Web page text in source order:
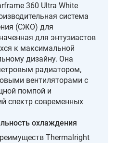
360 Ultra White
система
(СЖО) для
для энтузиастов
к максимальной
дизайну. Она
радиатором,
вентиляторами с
помпой и
спектр современных
охлаждения
Thermalright